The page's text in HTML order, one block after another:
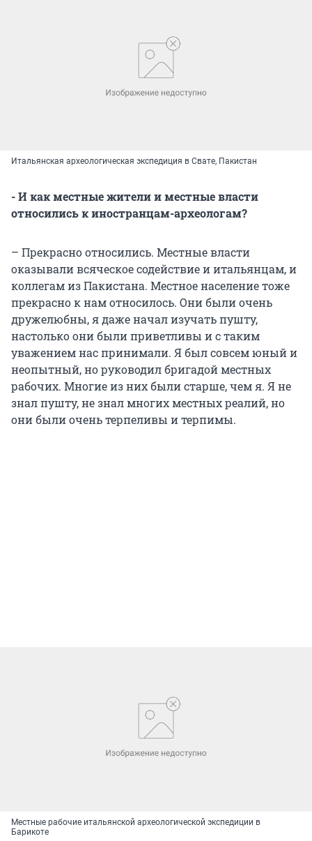
Итальянская археологическая экспедиция в Свате, Пакистан
- И как местные жители и местные власти
относились к иностранцам-археологам?
– Прекрасно относились. Местные власти
оказывали всяческое содействие и итальянцам, и
коллегам из Пакистана. Местное население тоже
прекрасно к нам относилось. Они были очень
дружелюбны, я даже начал изучать пушту,
настолько они были приветливы и с таким
уважением нас принимали. Я был совсем юный и
неопытный, но руководил бригадой местных
рабочих. Многие из них были старше, чем я. Я не
знал пушту, не знал многих местных реалий, но
они были очень терпеливы и терпимы.
Местные рабочие итальянской археологической экспедиции в
Барикоте